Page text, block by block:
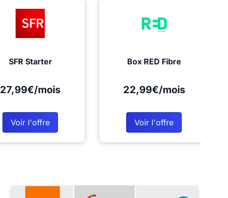
SFR Starter
27,99€/mois
Voir l'offre
Box RED Fibre
22,99€/mois
Voir l'offre